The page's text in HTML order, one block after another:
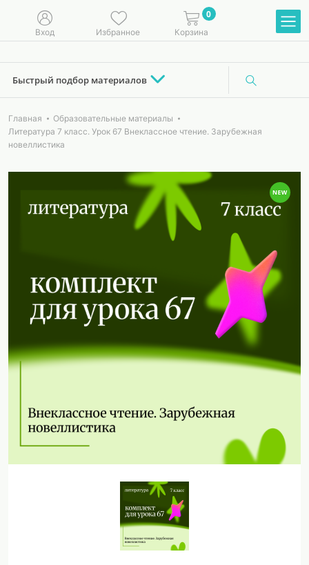
Вход Избранное
0
Корзина
Быстрый подбор материалов
Главная
Образовательные материалы
Литература 7 класс. Урок 67 Внеклассное чтение. Зарубежная
новеллистика